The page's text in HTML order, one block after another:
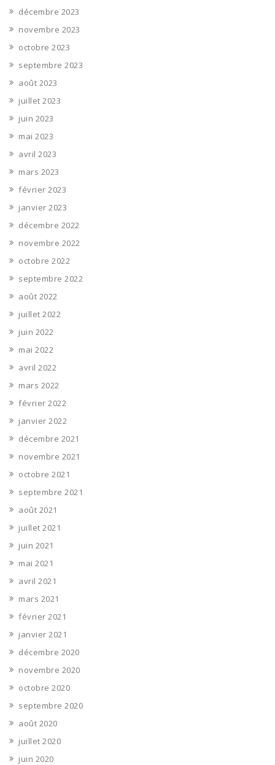
décembre 2023
novembre 2023
octobre 2023
septembre 2023
août 2023
juillet 2023
juin 2023
mai 2023
avril 2023
mars 2023
février 2023
janvier 2023
décembre 2022
novembre 2022
octobre 2022
septembre 2022
août 2022
juillet 2022
juin 2022
mai 2022
avril 2022
mars 2022
février 2022
janvier 2022
décembre 2021
novembre 2021
octobre 2021
septembre 2021
août 2021
juillet 2021
juin 2021
mai 2021
avril 2021
mars 2021
février 2021
janvier 2021
décembre 2020
novembre 2020
octobre 2020
septembre 2020
août 2020
juillet 2020
juin 2020